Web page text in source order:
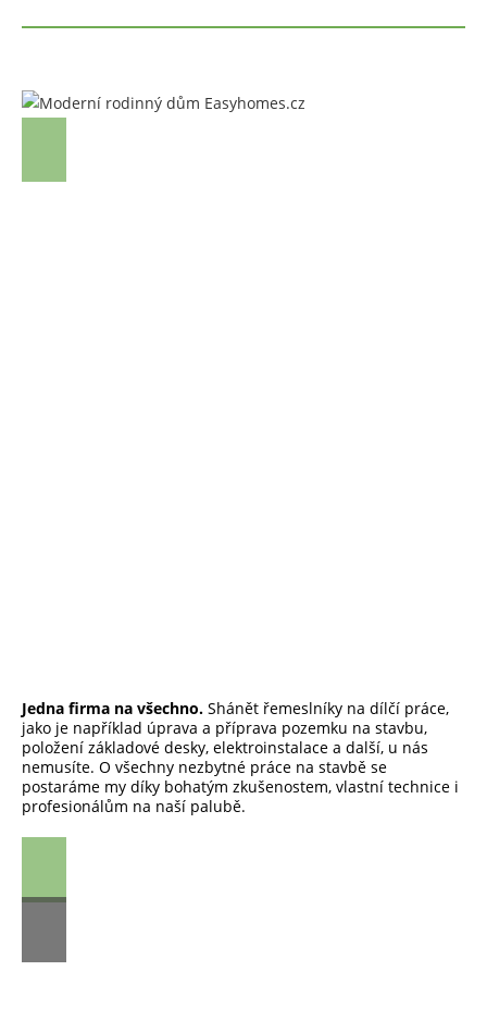
Jedna firma na všechno. Shánět řemeslníky na dílčí práce,
jako je například úprava a příprava pozemku na stavbu,
položení základové desky, elektroinstalace a další, u nás
nemusíte. O všechny nezbytné práce na stavbě se
postaráme my díky bohatým zkušenostem, vlastní technice i
profesionálům na naší palubě.